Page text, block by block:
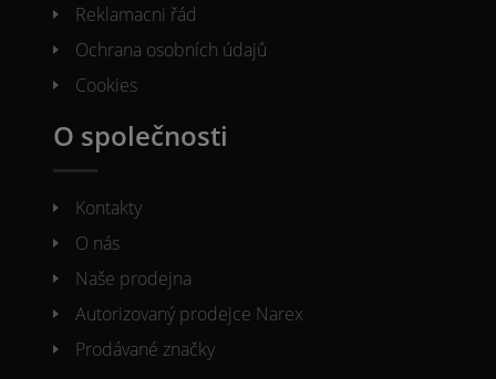
Reklamacni řád
Ochrana osobních údajů
Cookies
O společnosti
Kontakty
O nás
Naše prodejna
Autorizovaný prodejce Narex
Prodávané značky